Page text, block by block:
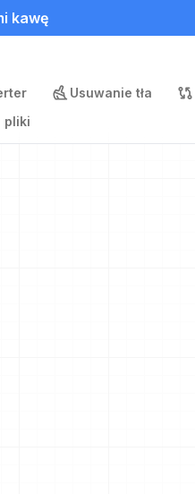
kawę
Usuwanie tła
pliki